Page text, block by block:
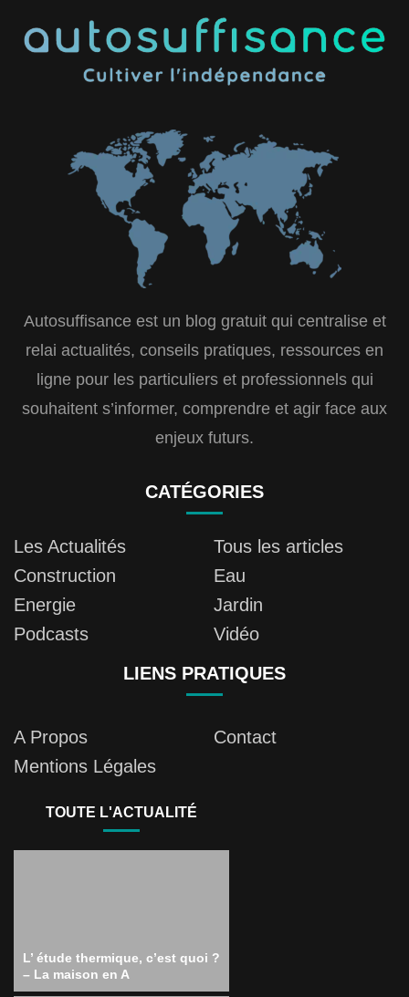
Autosuffisance est un blog gratuit qui centralise et
relai actualités, conseils pratiques, ressources en
ligne pour les particuliers et professionnels qui
souhaitent s’informer, comprendre et agir face aux
enjeux futurs.
CATÉGORIES
Les Actualités
Tous les articles
Construction
Eau
Energie
Jardin
Podcasts
Vidéo
LIENS PRATIQUES
A Propos
Contact
Mentions Légales
TOUTE L'ACTUALITÉ
L’ étude thermique, c’est quoi ?
– La maison en A